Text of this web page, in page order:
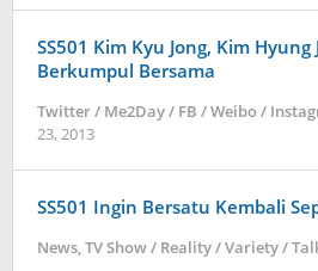
SS501 Kim Kyu Jong, Kim
Berkumpul Bersama
Twitter / Me2Day / FB / Weibo /
23, 2013by
SS501 Ingin Bersatu Kembali
News,TV Show / Reality / Variety /